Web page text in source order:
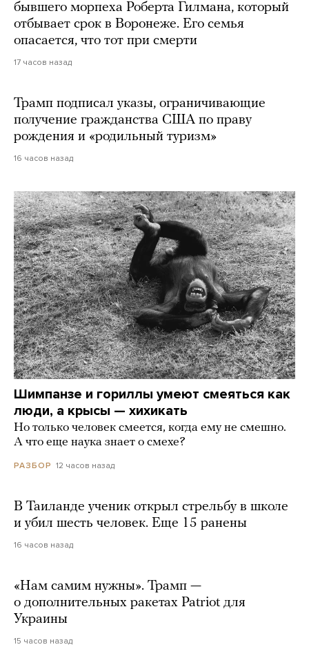
бывшего морпеха Роберта Гилмана, который
отбывает срок в Воронеже. Его семья
опасается, что тот при смерти
17 часов назад
Трамп подписал указы, ограничивающие
получение гражданства США по праву
рождения и «родильный туризм»
16 часов назад
Шимпанзе и гориллы умеют смеяться как
люди, а крысы — хихикать
Но только человек смеется, когда ему не смешно.
А что еще наука знает о смехе?
РАЗБОР 12 часов назад
В Таиланде ученик открыл стрельбу в школе
и убил шесть человек. Еще 15 ранены
16 часов назад
«Нам самим нужны». Трамп —
о дополнительных ракетах Patriot для
Украины
15 часов назад